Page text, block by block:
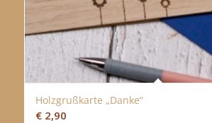
Holzgrußkarte „Danke“
€2,90